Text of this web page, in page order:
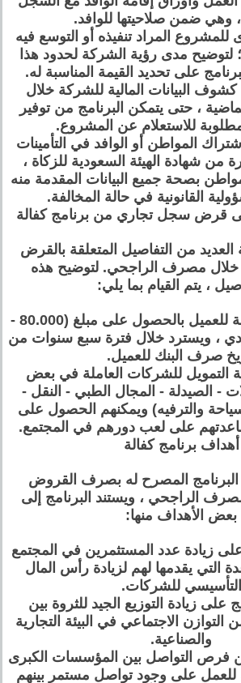
، وهي ضمن صلاحيتها للوافد.
المراد تنفيذه أو التوسع فيه
مدى رؤية الشركة لحدود هذا
على تحديد القيمة المناسبة له.
البيانات المالية للشركة خلال
، حتى يتمكن البرنامج من توفير
للاستعلام عن المشروع.
المواطن أو الوافد في التأمينات
من شهادة الهيئة السعودية للزكاة ،
بصحة جميع البيانات المقدمة منه
القانونية في حالة المخالفة.
قرض سجل تجاري من برنامج كفالة
العديد من التفاصيل المتعلقة بالقرض
خلال مصرف الراجحي. لتوضيح هذه
، يتم القيام بما يلي:
يسمح برنامج الكفالة للعميل بالحصول على مبلغ (80.000 -
، ويسترد خلال فترة سبع سنوات من
صرف البنك للعميل.
التمويل للشركات العاملة في بعض
- الصيدلة - المجال الطبي - النقل -
والترفيه) ويمكنهم الحصول على
على لعب دورهم في المجتمع.
أهداف برنامج كفالة
البرنامج المصرح له بصرف القروض
الراجحي ، ويستند البرنامج إلى
بعض الأهداف منها:
زيادة عدد المستثمرين في المجتمع
التي يقدمها لهم لزيادة رأس المال
التأسيسي للشركات.
على زيادة التوزيع الجيد للثروة بين
التوازن الاجتماعي في البيئة التجارية
والصناعية.
من فرص التواصل بين المؤسسات الكبرى
للعمل على وجود تواصل مستمر بينهم